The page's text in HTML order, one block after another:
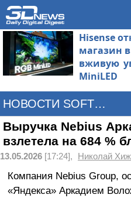
Hisense
магазин
вживую
MiniLED
НОВОСТИ SOFTWARE
Выручка Nebius
взлетела на 684 %
13.05.2026 [17:24], Николай
Компания Nebius Group,
«Яндекса» Аркадием